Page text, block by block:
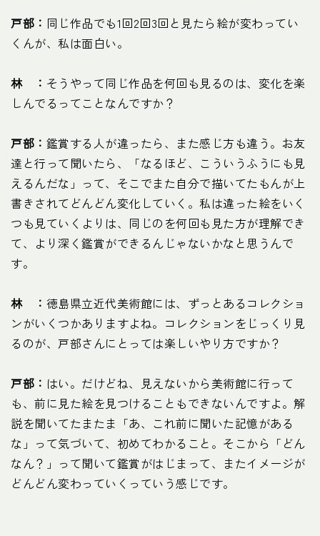
戸部： 同じ作品でも1回2回3回と見たら絵が変わってい
くんが、私は面白い。
林 ： そうやって同じ作品を何回も見るのは、変化を楽
しんでるってことなんですか？
戸部： 鑑賞する人が違ったら、また感じ方も違う。お友
達と行って聞いたら、「なるほど、こういうふうにも見
えるんだな」って、そこでまた自分で描いてたもんが上
書きされてどんどん変化していく。私は違った絵をいく
つも見ていくよりは、同じのを何回も見た方が理解でき
て、より深く鑑賞ができるんじゃないかなと思うんで
す。
林 ： 徳島県立近代美術館には、ずっとあるコレクショ
ンがいくつかありますよね。コレクションをじっくり見
るのが、戸部さんにとっては楽しいやり方ですか？
戸部： はい。だけどね、見えないから美術館に行って
も、前に見た絵を見つけることもできないんですよ。解
説を聞いてたまたま「あ、これ前に聞いた記憶がある
な」って気づいて、初めてわかること。そこから「どん
なん？」って聞いて鑑賞がはじまって、またイメージが
どんどん変わっていくっていう感じです。